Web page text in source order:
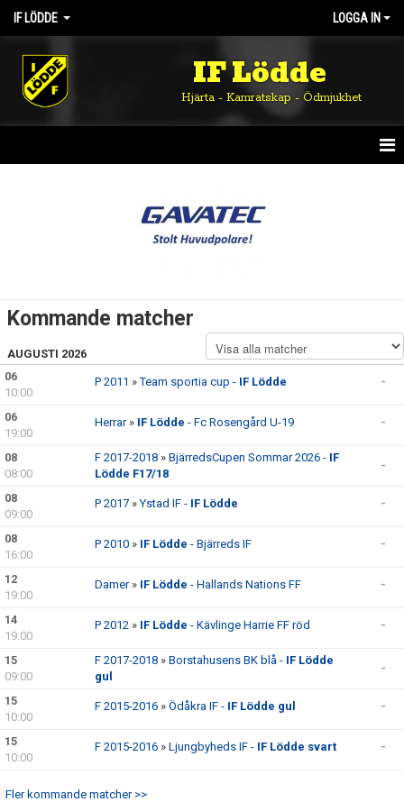
IF LÖDDE LOGGA IN
IF Lödde
Hjärta - Kamratskap - Ödmjukhet
DOKUMENT
KLUBBSHOPEN
MEDLEMSFÖRMÅNER
Kommande matcher
AUGUSTI 2026
06
10:00
P 2011 »Team sportia cup - IF Lödde -
06
19:00
Herrar» IF Lödde - Fc Rosengård U-19 -
08
08:00
F 2017-2018 » BjärredsCupen Sommar 2026 - IF
Lödde F17/18
-
08
09:00
P 2017 »Ystad IF - IF Lödde -
08
16:00
P 2010 » IF Lödde - Bjärreds IF -
12
19:00
Damer» IF Lödde - Hallands Nations FF -
14
19:00
P 2012 » IF Lödde - Kävlinge Harrie FF röd -
15
09:00
F 2017-2018 » Borstahusens BK blå - IF Lödde
gul
-
15
10:00
F 2015-2016 » Ödåkra IF - IF Lödde gul -
15
10:00
F 2015-2016 » Ljungbyheds IF - IF Lödde svart -
Fler kommande matcher >>